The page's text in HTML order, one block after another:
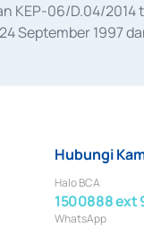
KEP-06/D.04/
September 1997
Hubungi
Halo BCA
1500888 ext
WhatsApp